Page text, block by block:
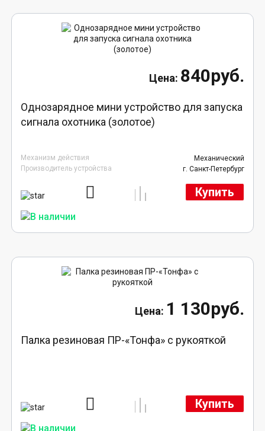
840руб.
Однозарядное мини устройство для запуска
сигнала охотника (золотое)
Механизм действия
Механический
Производитель устройства
г. Санкт-Петербург
Купить
1 130руб.
Палка резиновая ПР-«Тонфа» с рукояткой
Купить